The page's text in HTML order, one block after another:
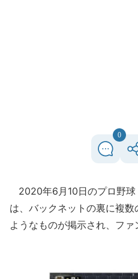
0
2020年6月10日のプロ野球
は、バックネットの裏に複
ようなものが掲示され、ファ